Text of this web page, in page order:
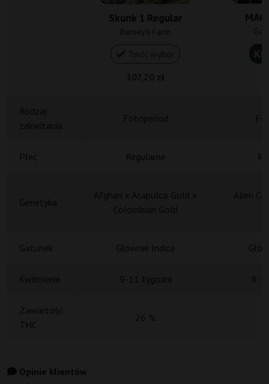
Skunk 1 Regular
Barney's Farm
Płeć Regularne
Gatunek Głównie Indica
Zawartość
THC
26 %
Opinie klientów